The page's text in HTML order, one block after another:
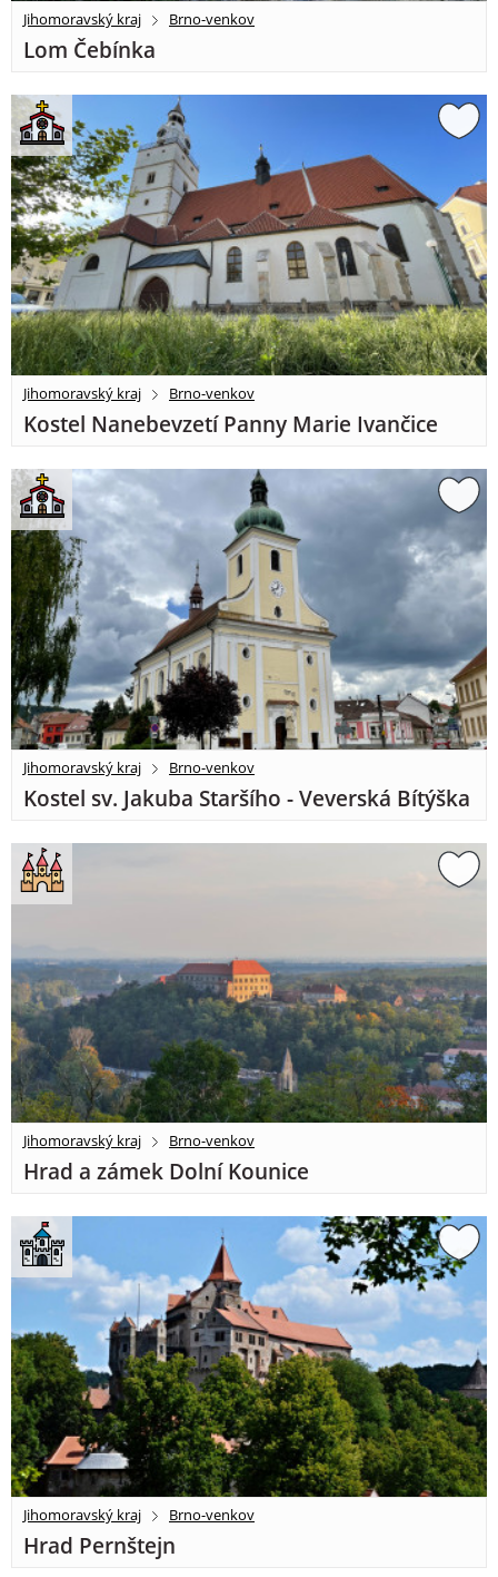
Jihomoravský kraj Brno-venkov
Lom Čebínka
Jihomoravský kraj Brno-venkov
Kostel Nanebevzetí Panny Marie Ivančice
Jihomoravský kraj Brno-venkov
Kostel sv. Jakuba Staršího - Veverská Bítýška
Jihomoravský kraj Brno-venkov
Hrad a zámek Dolní Kounice
Jihomoravský kraj Brno-venkov
Hrad Pernštejn